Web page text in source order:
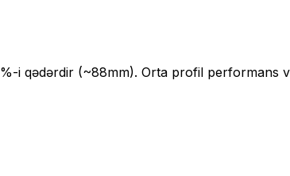
%-i qədərdir (~88mm). Orta profil performans